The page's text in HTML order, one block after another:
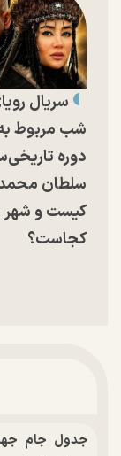
سریال
شب مربوط
دوره
سلطان محمد
کیست و شهر
کجاست؟